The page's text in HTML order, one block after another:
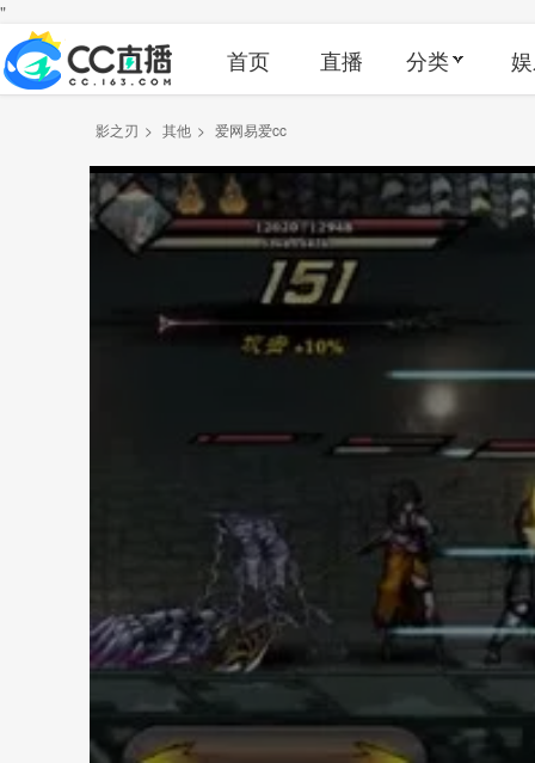
"
首页 直播 分类
影之刃 > 其他 > 爱网易爱cc